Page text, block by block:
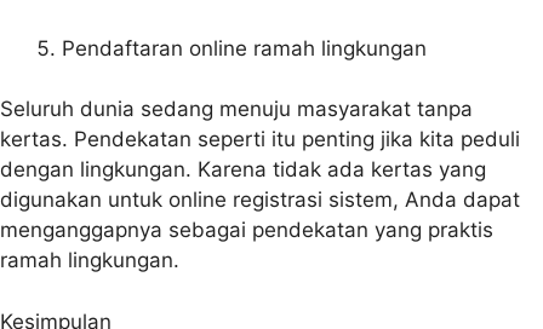
Pendaftaran online ramah lingkungan
Seluruh dunia sedang menuju masyarakat tanpa
kertas. Pendekatan seperti itu penting jika kita peduli
dengan lingkungan. Karena tidak ada kertas yang
digunakan untuk online registrasi sistem, Anda dapat
menganggapnya sebagai pendekatan yang praktis
ramah lingkungan.
Kesimpulan